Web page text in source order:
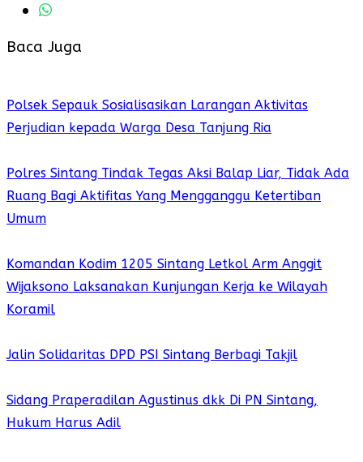
Baca Juga
Polsek Sepauk Sosialisasikan Larangan Aktivitas
Perjudian kepada Warga Desa Tanjung Ria
Polres Sintang Tindak Tegas Aksi Balap Liar, Tidak Ada
Ruang Bagi Aktifitas Yang Mengganggu Ketertiban
Umum
Komandan Kodim 1205 Sintang Letkol Arm Anggit
Wijaksono Laksanakan Kunjungan Kerja ke Wilayah
Koramil
Jalin Solidaritas DPD PSI Sintang Berbagi Takjil
Sidang Praperadilan Agustinus dkk Di PN Sintang,
Hukum Harus Adil